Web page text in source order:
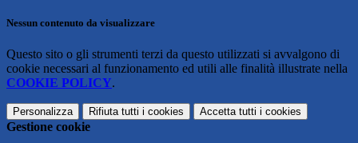
Nessun contenuto da visualizzare
Questo sito o gli strumenti terzi da questo utilizzati si avvalgono di
cookie necessari al funzionamento ed utili alle finalità illustrate nella
COOKIE POLICY.
Personalizza Rifiuta tutti i cookies Accetta tutti i cookies
Gestione cookie